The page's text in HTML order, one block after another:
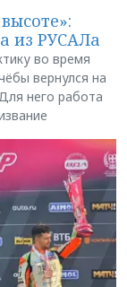
из РУСАЛа
во время
вернулся на
него работа